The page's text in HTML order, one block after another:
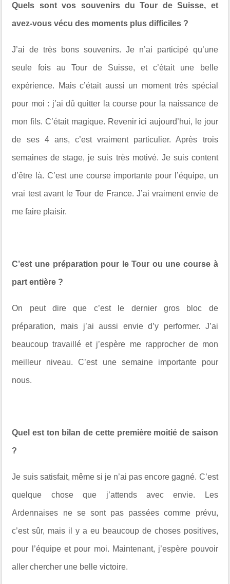
Quels sont vos souvenirs du Tour de Suisse, et
avez-vous vécu des moments plus difficiles ?
J’ai de très bons souvenirs. Je n’ai participé qu’une
seule fois au Tour de Suisse, et c’était une belle
expérience. Mais c’était aussi un moment très spécial
pour moi : j’ai dû quitter la course pour la naissance de
mon fils. C’était magique. Revenir ici aujourd’hui, le jour
de ses 4 ans, c’est vraiment particulier. Après trois
semaines de stage, je suis très motivé. Je suis content
d’être là. C’est une course importante pour l’équipe, un
vrai test avant le Tour de France. J’ai vraiment envie de
me faire plaisir.
C’est une préparation pour le Tour ou une course à
part entière ?
On peut dire que c’est le dernier gros bloc de
préparation, mais j’ai aussi envie d’y performer. J’ai
beaucoup travaillé et j’espère me rapprocher de mon
meilleur niveau. C’est une semaine importante pour
nous.
Quel est ton bilan de cette première moitié de saison
?
Je suis satisfait, même si je n’ai pas encore gagné. C’est
quelque chose que j’attends avec envie. Les
Ardennaises ne se sont pas passées comme prévu,
c’est sûr, mais il y a eu beaucoup de choses positives,
pour l’équipe et pour moi. Maintenant, j’espère pouvoir
aller chercher une belle victoire.